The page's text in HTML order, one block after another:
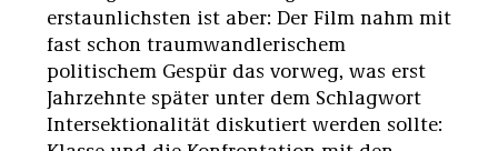
erstaunlichsten ist aber: Der Film nahm mit
fast schon traumwandlerischem
politischem Gespür das vorweg, was erst
Jahrzehnte später unter dem Schlagwort
Intersektionalität diskutiert werden sollte: